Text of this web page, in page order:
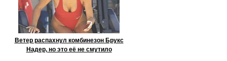
Ветер распахнул комбинезон Брукс
Надер, но это её не смутило